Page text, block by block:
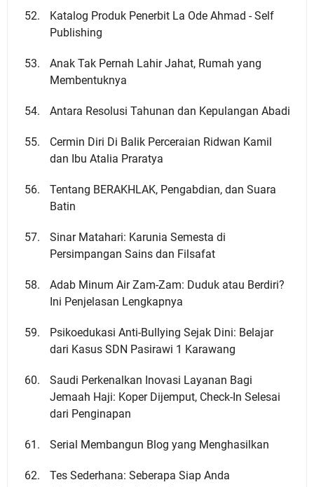
Katalog Produk Penerbit La Ode Ahmad - Self
Publishing
Anak Tak Pernah Lahir Jahat, Rumah yang
Membentuknya
Antara Resolusi Tahunan dan Kepulangan Abadi
Cermin Diri Di Balik Perceraian Ridwan Kamil
dan Ibu Atalia Praratya
Tentang BERAKHLAK, Pengabdian, dan Suara
Batin
Sinar Matahari: Karunia Semesta di
Persimpangan Sains dan Filsafat
Adab Minum Air Zam-Zam: Duduk atau Berdiri?
Ini Penjelasan Lengkapnya
Psikoedukasi Anti-Bullying Sejak Dini: Belajar
dari Kasus SDN Pasirawi 1 Karawang
Saudi Perkenalkan Inovasi Layanan Bagi
Jemaah Haji: Koper Dijemput, Check-In Selesai
dari Penginapan
Serial Membangun Blog yang Menghasilkan
Tes Sederhana: Seberapa Siap Anda